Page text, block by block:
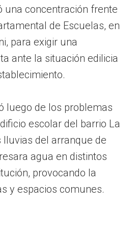
una concentración frente
de Escuelas, en
para exigir una
ante la situación edilicia
luego de los problemas
escolar del barrio La
lluvias del arranque de
agua en distintos
provocando la
y espacios comunes.